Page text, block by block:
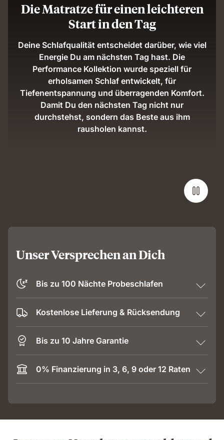
Die Matratze für einen leichteren
Start in den Tag
Deine Schlafqualität entscheidet darüber, wie viel
Energie Du am nächsten Tag hast. Die
Performance Kollektion wurde speziell für
erholsamen Schlaf entwickelt, für
Tiefenentspannung und überragenden Komfort.
Damit Du den nächsten Tag nicht nur
durchstehst, sondern das Beste aus ihm
rausholen kannst.
Unser Versprechen an Dich
Bis zu 100 Nächte Probeschlafen
Kostenlose Lieferung & Rücksendung
Bis zu 10 Jahre Garantie
0% Finanzierung in 3, 6, 9 oder 12 Raten